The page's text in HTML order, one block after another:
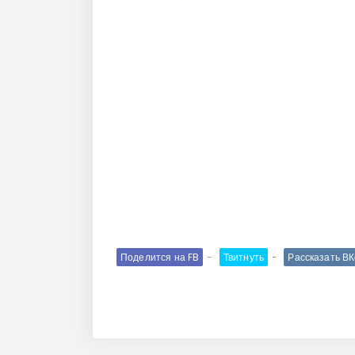
Поделится на FB Твитнуть Рассказать